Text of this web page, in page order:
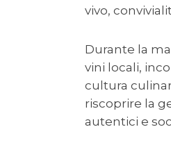
vivo,
Durante la
vini locali,
cultura
riscoprire la
autentici e